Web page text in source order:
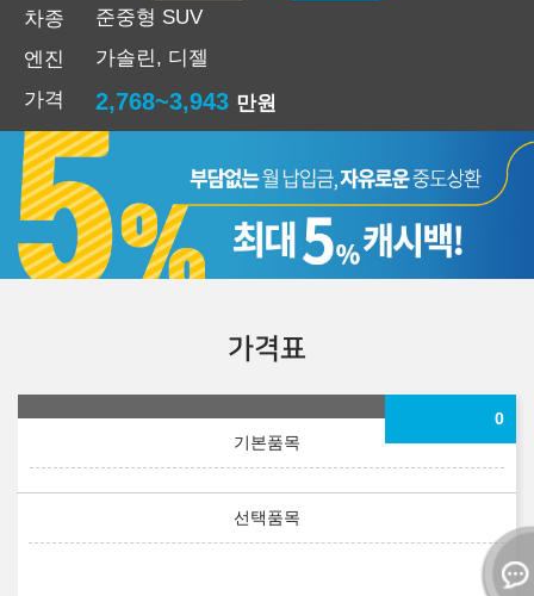
차종
준중형 SUV
엔진
가솔린, 디젤
가격
2,768~3,943 만원
가격표
0